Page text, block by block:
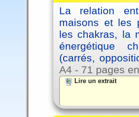
La relation
maisons et les
les chakras, la
énergétique
(carrés,
A4 - 71 pages
Lire un extrait